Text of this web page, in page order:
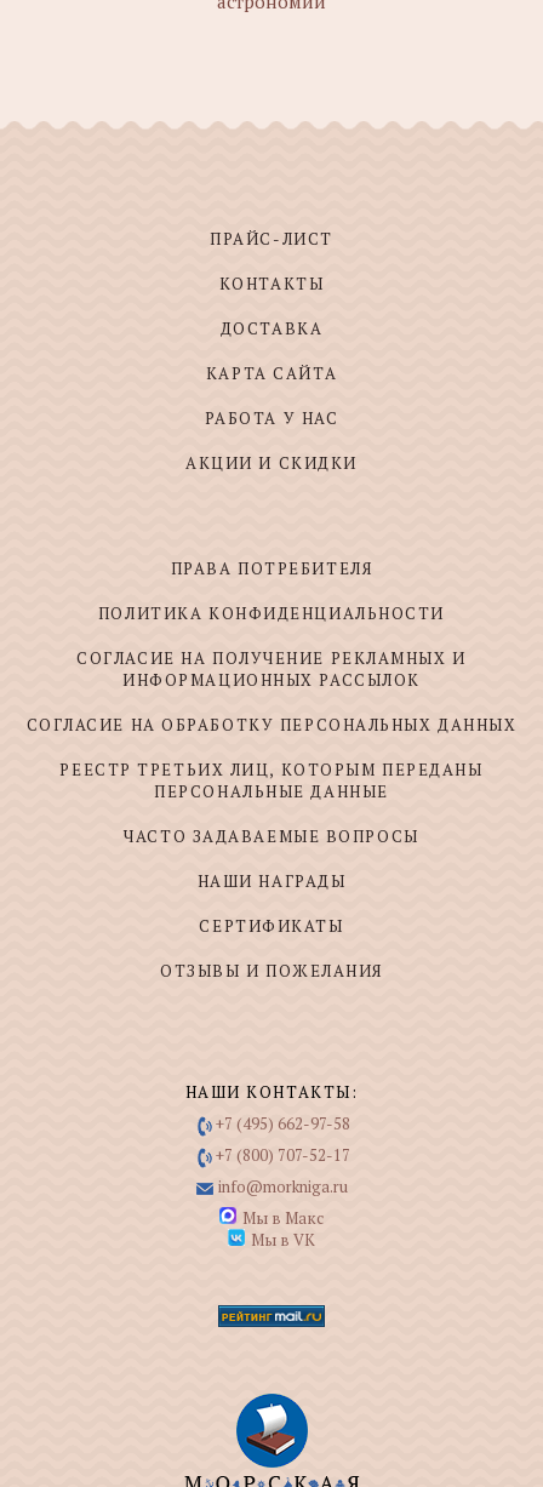
ПРАЙС-ЛИСТ
КОНТАКТЫ
ДОСТАВКА
КАРТА САЙТА
РАБОТА У НАС
АКЦИИ И СКИДКИ
ПРАВА ПОТРЕБИТЕЛЯ
ПОЛИТИКА КОНФИДЕНЦИАЛЬНОСТИ
СОГЛАСИЕ НА ПОЛУЧЕНИЕ РЕКЛАМНЫХ И
ИНФОРМАЦИОННЫХ РАССЫЛОК
СОГЛАСИЕ НА ОБРАБОТКУ ПЕРСОНАЛЬНЫХ ДАННЫХ
РЕЕСТР ТРЕТЬИХ ЛИЦ, КОТОРЫМ ПЕРЕДАНЫ
ПЕРСОНАЛЬНЫЕ ДАННЫЕ
ЧАСТО ЗАДАВАЕМЫЕ ВОПРОСЫ
НАШИ НАГРАДЫ
СЕРТИФИКАТЫ
ОТЗЫВЫ И ПОЖЕЛАНИЯ
НАШИ КОНТАКТЫ:
+7 (495) 662-97-58
+7 (800) 707-52-17
info@morkniga.ru
Мы в Макс
Мы в VK